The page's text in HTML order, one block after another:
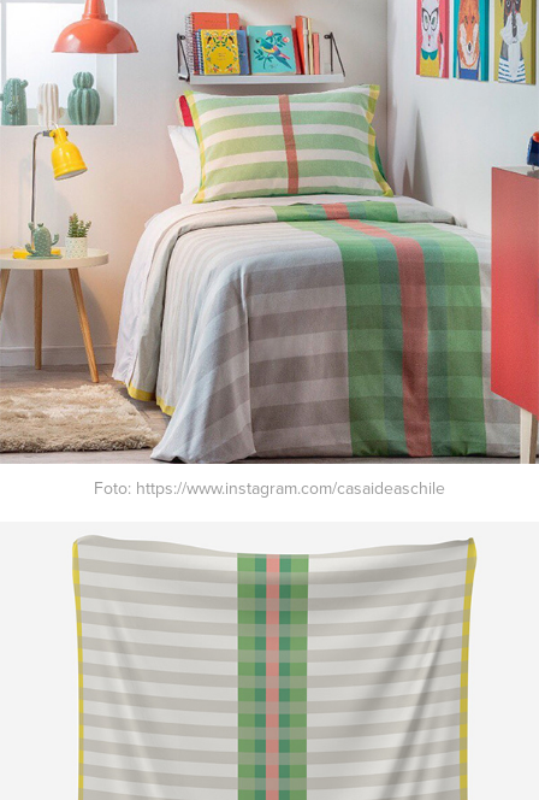
Foto: https://www.instagram.com/casaideaschile